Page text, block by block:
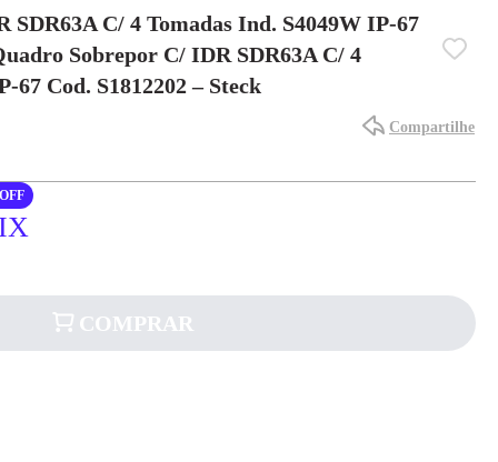
C/ 4 Tomadas Ind. S4049W IP-67
Sobrepor C/ IDR SDR63A C/ 4
67 Cod. S1812202 – Steck
Compartilhe
COMPRAR